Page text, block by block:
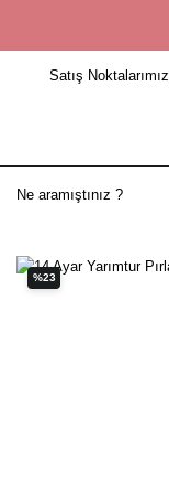
Satış Noktalarımız
%23